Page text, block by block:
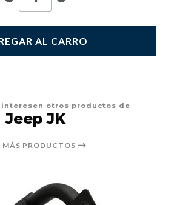
AL CARRO
interesen otros productos de
Jeep JK
MÁS PRODUCTOS